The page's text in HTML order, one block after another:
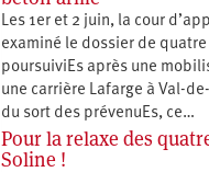
Les 1er et 2 juin, la cour
examiné le dossier de
poursuiviEs après une
une carrière Lafarge à Val-
du sort des prévenuEs, ce…
Pour la relaxe des
Soline !